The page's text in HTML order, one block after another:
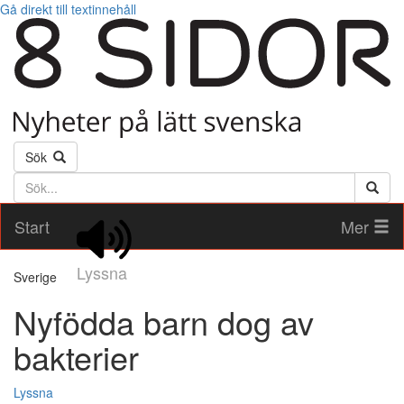
Gå direkt till textinnehåll
Sök
Söktext
Start
Lyssna
Mer
Sverige
Nyfödda barn dog av
bakterier
Lyssna